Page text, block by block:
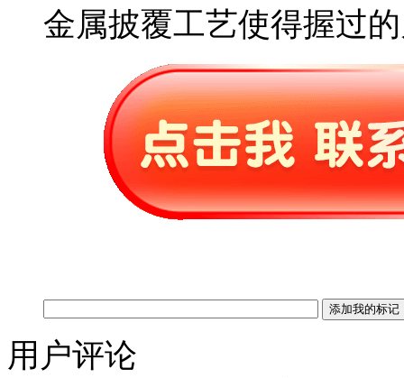
金属披覆工艺使得握过
用户评论